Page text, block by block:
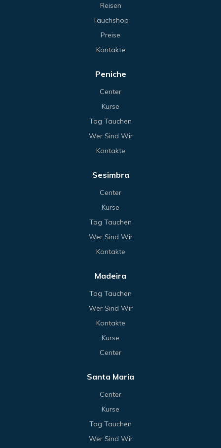
Reisen
Tauchshop
Preise
Kontakte
Peniche
Center
Kurse
Tag Tauchen
Wer Sind Wir
Kontakte
Sesimbra
Center
Kurse
Tag Tauchen
Wer Sind Wir
Kontakte
Madeira
Tag Tauchen
Wer Sind Wir
Kontakte
Kurse
Center
Santa Maria
Center
Kurse
Tag Tauchen
Wer Sind Wir